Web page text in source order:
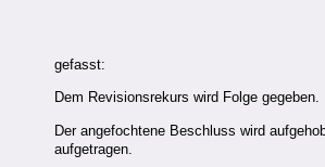
gefasst:
Dem Revisionsrekurs wird Folge gegeben.
Der angefochtene Beschluss wird
aufgetragen.